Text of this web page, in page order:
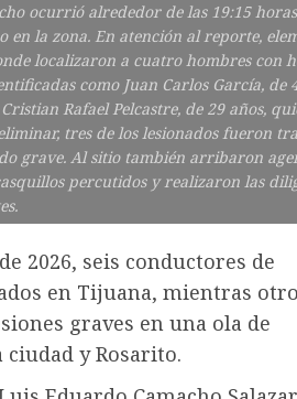
ocurrió alrededor de las 19:15
la zona. En atención al reporte,
localizaron a cuatro hombres con
como Juan Carlos García, de
Rafael Pelcastre, de 29 años,
tres de los lesionados fueron
grave. Al sitio también arribaron
percutidos y realizaron las
2026, seis conductores de
en Tijuana, mientras
graves en una ola de
y Rosarito.